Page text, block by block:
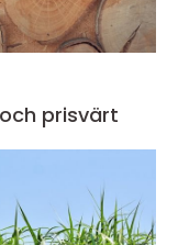
prisvärt